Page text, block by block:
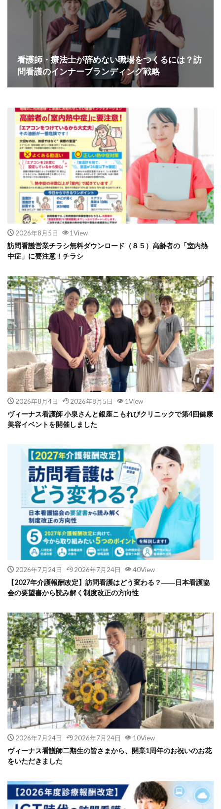
看護師・療法士が辞めない職場をつくるには？訪
問看護のインナーブランディング戦略
2026年8月5日 1View
訪問看護営業チラシ無料ダウンロード（８５）高齢者の「室内熱
中症」に要注意！チラシ
2026年8月4日 2026年8月5日 1View
ヴィーナス看護師 小泉さんと銀座こもれびクリニックで第4回健康
美容イベントを開催しました
2026年7月24日 2026年7月24日 40View
【2027年介護報酬改定】訪問看護はどう変わる？――日本看護協
会の要望書から読み解く制度改正の方向性
2026年7月24日 2026年7月24日 10View
ヴィーナス看護師二期生の皆さまから、開業1周年のお祝いのお花
をいただきました